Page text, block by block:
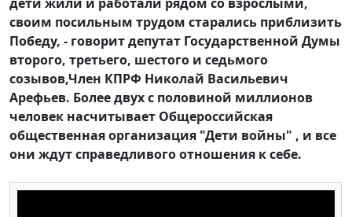
своим посильным трудом старались приблизить
Победу, - говорит депутат Государственной Думы
второго, третьего, шестого и седьмого
созывов,Член КПРФ Николай Васильевич
Арефьев. Более двух с половиной миллионов
человек насчитывает Общероссийская
общественная организация "Дети войны" , и все
они ждут справедливого отношения к себе.